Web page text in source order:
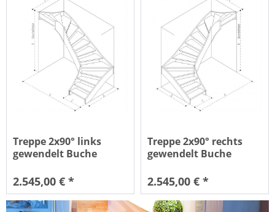
Treppe 2x90° links
gewendelt Buche
2.545,00 € *
Treppe 2x90° rechts
gewendelt Buche
2.545,00 € *